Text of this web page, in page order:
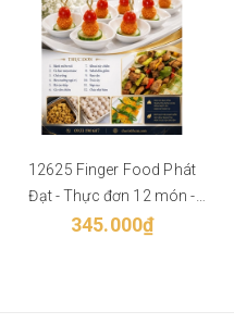
12625 Finger Food Phát
Đạt - Thực đơn 12 món -
Phù hợp từ 50 khách
345.000₫